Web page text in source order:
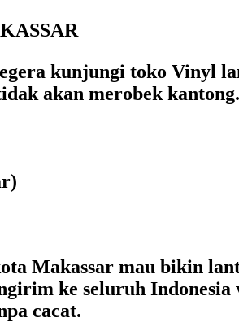
kunjungi toko Vinyl
akan merobek
Makassar mau bikin
ke seluruh
cacat.